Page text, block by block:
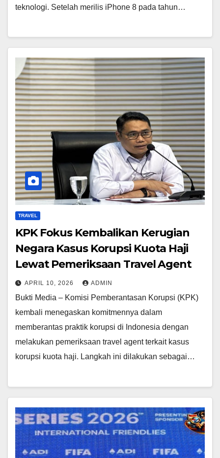
teknologi. Setelah merilis iPhone 8 pada tahun…
TRAVEL
KPK Fokus Kembalikan Kerugian
Negara Kasus Korupsi Kuota Haji
Lewat Pemeriksaan Travel Agent
APRIL 10, 2026 ADMIN
Bukti Media – Komisi Pemberantasan Korupsi (KPK)
kembali menegaskan komitmennya dalam
memberantas praktik korupsi di Indonesia dengan
melakukan pemeriksaan travel agent terkait kasus
korupsi kuota haji. Langkah ini dilakukan sebagai…